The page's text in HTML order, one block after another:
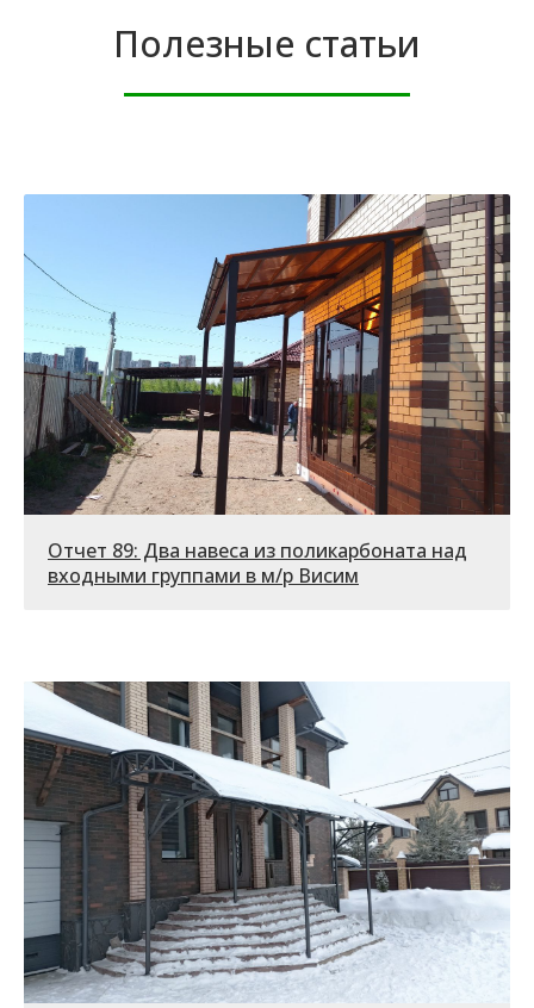
Полезные статьи
Отчет 89: Два навеса из поликарбоната над
входными группами в м/р Висим